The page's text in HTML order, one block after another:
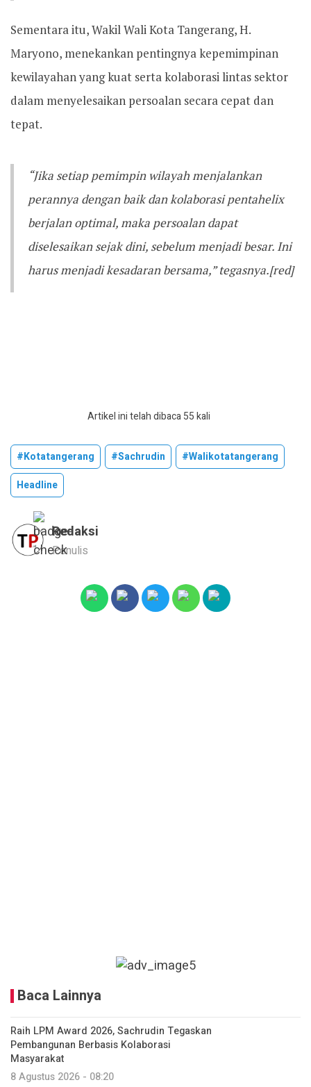
Sementara itu, Wakil Wali Kota Tangerang, H.
Maryono, menekankan pentingnya kepemimpinan
kewilayahan yang kuat serta kolaborasi lintas sektor
dalam menyelesaikan persoalan secara cepat dan
tepat.
“Jika setiap pemimpin wilayah menjalankan
perannya dengan baik dan kolaborasi pentahelix
berjalan optimal, maka persoalan dapat
diselesaikan sejak dini, sebelum menjadi besar. Ini
harus menjadi kesadaran bersama,” tegasnya.[red]
Artikel ini telah dibaca 55 kali
#kotatangerang #sachrudin
#walikotatangerang
Headline
Redaksi
Penulis
Baca Lainnya
Raih LPM Award 2026, Sachrudin Tegaskan
Pembangunan Berbasis Kolaborasi
Masyarakat
8 Agustus 2026 - 08:20